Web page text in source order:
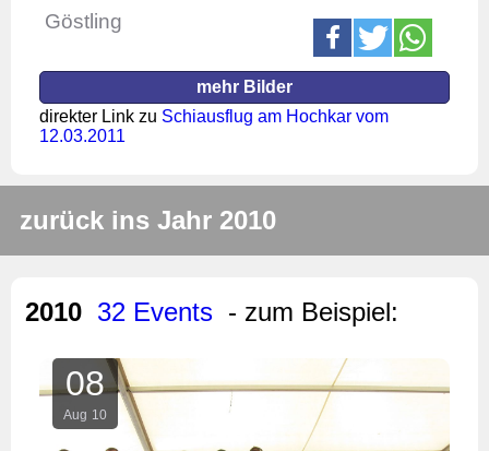
Göstling
mehr Bilder
direkter Link zu Schiausflug am Hochkar vom
12.03.2011
zurück ins Jahr 2010
2010 32 Events - zum Beispiel:
08
Aug 10